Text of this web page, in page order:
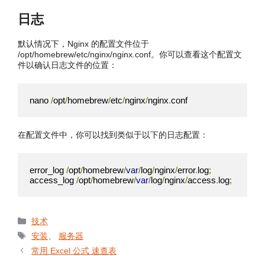
日志
默认情况下，Nginx 的配置文件位于
/opt/homebrew/etc/nginx/nginx.conf。你可以查看这个配置文
件以确认日志文件的位置：
nano /opt/homebrew/etc/nginx/nginx.conf
在配置文件中，你可以找到类似于以下的日志配置：
error_log /opt/homebrew/var/log/nginx/error.log;
access_log /opt/homebrew/var/log/nginx/access.log;
分
类
技术
标
签
安装
服务器
常用 Excel 公式 速查表